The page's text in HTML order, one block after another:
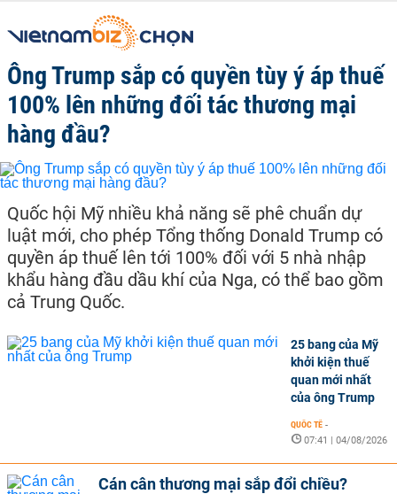
Ông Trump sắp có quyền tùy ý áp thuế
100% lên những đối tác thương mại
hàng đầu?
Quốc hội Mỹ nhiều khả năng sẽ phê chuẩn dự
luật mới, cho phép Tổng thống Donald Trump có
quyền áp thuế lên tới 100% đối với 5 nhà nhập
khẩu hàng đầu dầu khí của Nga, có thể bao gồm
cả Trung Quốc.
25 bang của Mỹ
khởi kiện thuế
quan mới nhất
của ông Trump
QUỐC TẾ -
07:41 | 04/08/2026
Cán cân thương mại sắp đổi chiều?